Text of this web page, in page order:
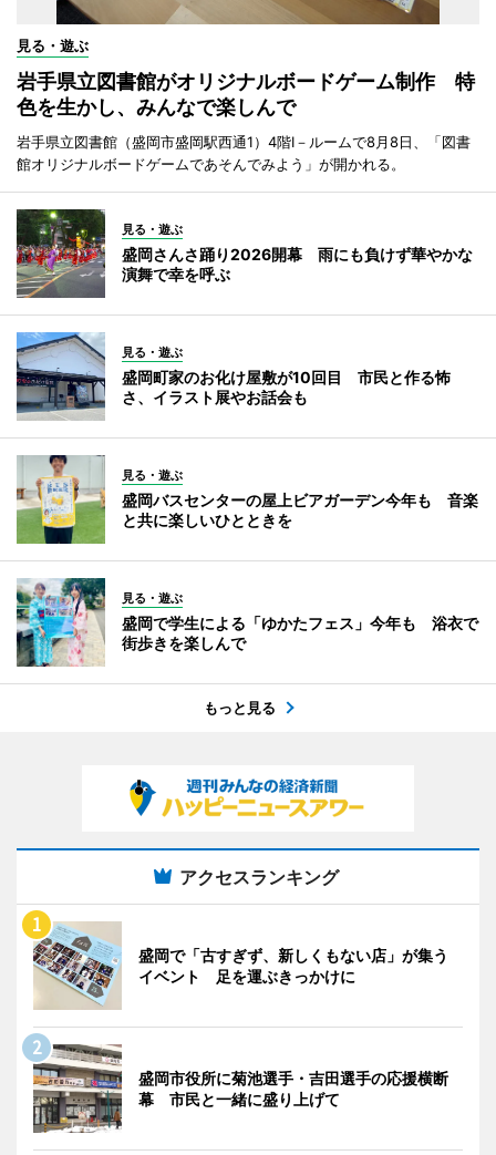
見る・遊ぶ
岩手県立図書館がオリジナルボードゲーム制作 特
色を生かし、みんなで楽しんで
岩手県立図書館（盛岡市盛岡駅西通1）4階I－ルームで8月8日、「図書
館オリジナルボードゲームであそんでみよう」が開かれる。
見る・遊ぶ
盛岡さんさ踊り2026開幕 雨にも負けず華やかな
演舞で幸を呼ぶ
見る・遊ぶ
盛岡町家のお化け屋敷が10回目 市民と作る怖
さ、イラスト展やお話会も
見る・遊ぶ
盛岡バスセンターの屋上ビアガーデン今年も 音楽
と共に楽しいひとときを
見る・遊ぶ
盛岡で学生による「ゆかたフェス」今年も 浴衣で
街歩きを楽しんで
もっと見る
アクセスランキング
盛岡で「古すぎず、新しくもない店」が集う
イベント 足を運ぶきっかけに
盛岡市役所に菊池選手・吉田選手の応援横断
幕 市民と一緒に盛り上げて